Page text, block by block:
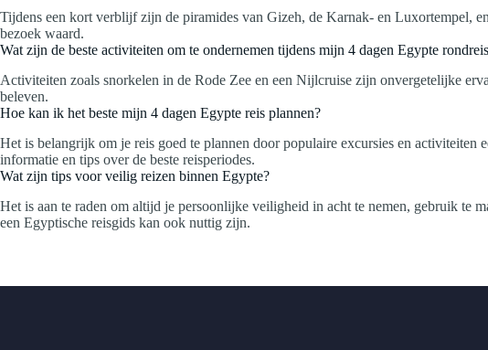
Tijdens een kort verblijf zijn de piramides van Gizeh, de Karnak- en Luxortempel,
bezoek waard.
Wat zijn de beste activiteiten om te ondernemen tijdens mijn 4 dagen Egypte
Activiteiten zoals snorkelen in de Rode Zee en een Nijlcruise zijn onvergetelijke
beleven.
Hoe kan ik het beste mijn 4 dagen Egypte reis plannen?
Het is belangrijk om je reis goed te plannen door populaire excursies en
informatie en tips over de beste reisperiodes.
Wat zijn tips voor veilig reizen binnen Egypte?
Het is aan te raden om altijd je persoonlijke veiligheid in acht te nemen, gebruik te
een Egyptische reisgids kan ook nuttig zijn.